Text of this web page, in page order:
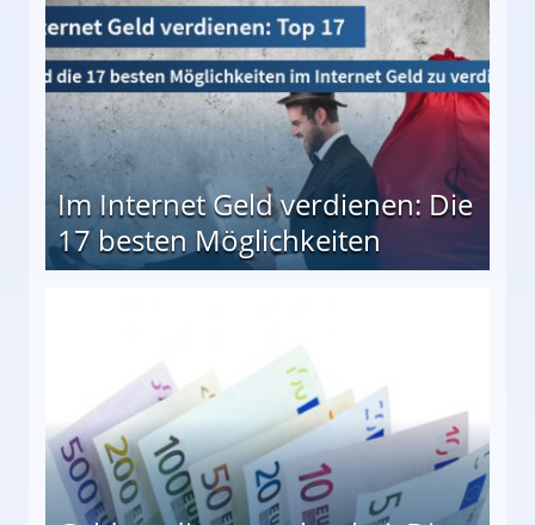
Im Internet Geld verdienen: Die
17 besten Möglichkeiten